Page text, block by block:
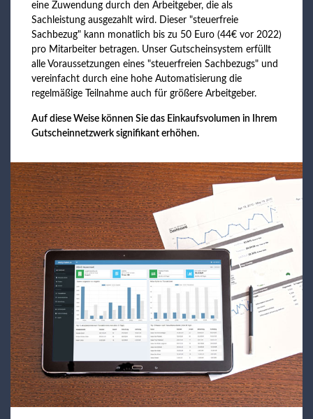
eine Zuwendung durch den Arbeitgeber, die als
Sachleistung ausgezahlt wird. Dieser "steuerfreie
Sachbezug" kann monatlich bis zu 50 Euro (44€ vor 2022)
pro Mitarbeiter betragen. Unser Gutscheinsystem erfüllt
alle Voraussetzungen eines "steuerfreien Sachbezugs" und
vereinfacht durch eine hohe Automatisierung die
regelmäßige Teilnahme auch für größere Arbeitgeber.
Auf diese Weise können Sie das Einkaufsvolumen in Ihrem
Gutscheinnetzwerk signifikant erhöhen.